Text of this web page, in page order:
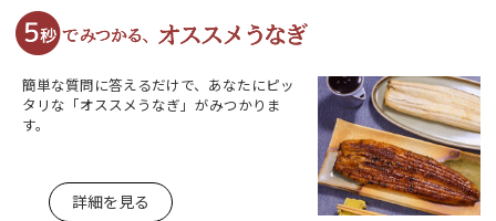
簡単な質問に答えるだけで、あなたにピッ
タリな「オススメうなぎ」がみつかりま
す。
詳細を見る